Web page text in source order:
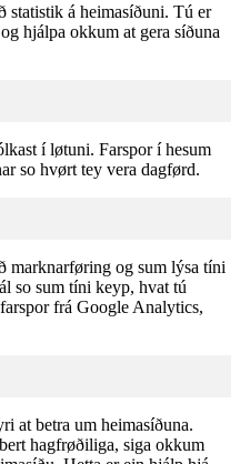
statistik á heimasíðuni. Tú er
hjálpa okkum at gera síðuna
í løtuni. Farspor í hesum
so hvørt tey vera dagførd.
marknarføring og sum lýsa tíni
so sum tíni keyp, hvat tú
frá Google Analytics,
at betra um heimasíðuna.
hagfrøðiliga, siga okkum